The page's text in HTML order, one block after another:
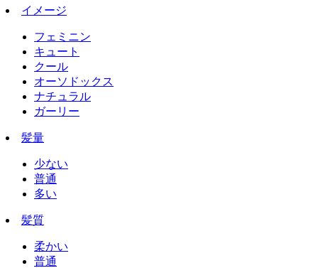
イメージ
フェミニン
キュート
クール
オーソドックス
ナチュラル
ガーリー
髪量
少ない
普通
多い
髪質
柔かい
普通